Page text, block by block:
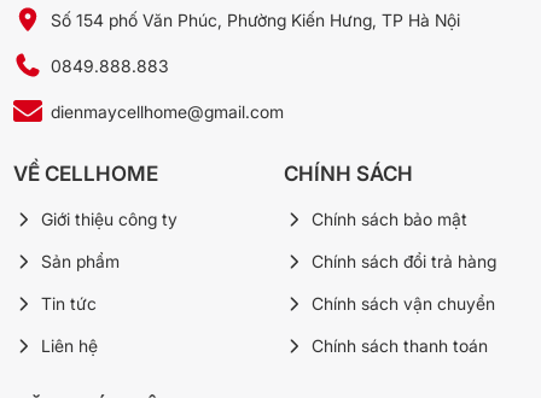
Số 154 phố Văn Phúc, Phường Kiến Hưng, TP Hà Nội
0849.888.883
dienmaycellhome@gmail.com
VỀ CELLHOME
Giới thiệu công ty
Sản phẩm
Tin tức
Liên hệ
CHÍNH SÁCH
Chính sách bảo mật
Chính sách đổi trả hàng
Chính sách vận chuyển
Chính sách thanh toán